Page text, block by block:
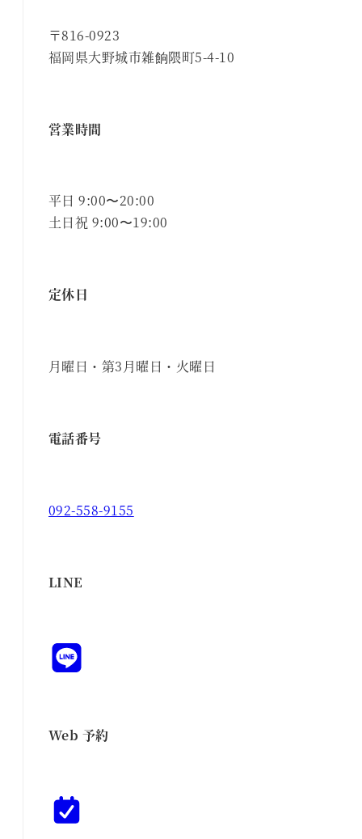
〒816-0923
福岡県大野城市雑餉隈町5-4-10
営業時間
平日 9:00〜20:00
土日祝 9:00〜19:00
定休日
月曜日・第3月曜日・火曜日
電話番号
092-558-9155
LINE
Web 予約